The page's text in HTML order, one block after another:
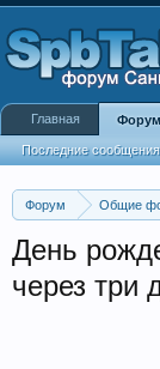
Форум Общие
День
через три
Главная Форум
Последние сообщения